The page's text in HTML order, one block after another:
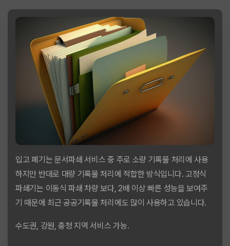
입고 폐기는 문서파쇄 서비스 중 주로 소량 기록물 처리에 사용
하지만 반대로 대량 기록물 처리에 적합한 방식입니다. 고정식
파쇄기는 이동식 파쇄 차량 보다, 2배 이상 빠른 성능을 보여주
기 때문에 최근 공공기록물 처리에도 많이 사용하고 있습니다.
수도권, 강원, 충청 지역 서비스 가능.